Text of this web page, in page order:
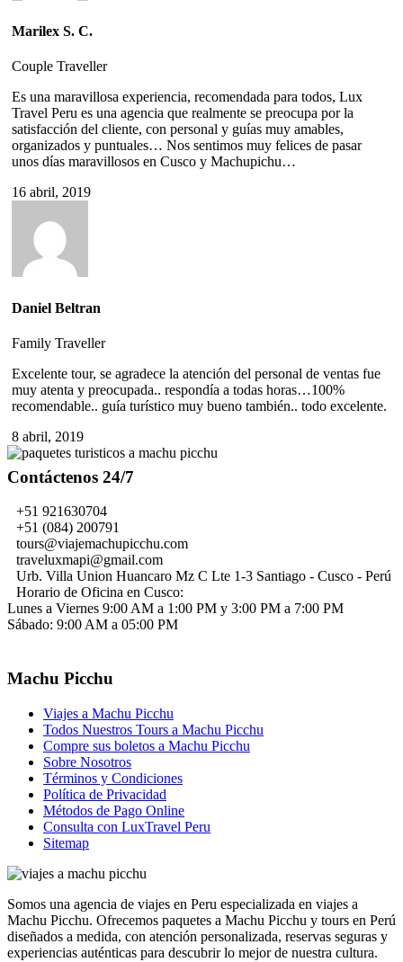
Marilex S. C.
Couple Traveller
Es una maravillosa experiencia, recomendada para todos, Lux
Travel Peru es una agencia que realmente se preocupa por la
satisfacción del cliente, con personal y guías muy amables,
organizados y puntuales… Nos sentimos muy felices de pasar
unos días maravillosos en Cusco y Machupichu…
16 abril, 2019
Daniel Beltran
Family Traveller
Excelente tour, se agradece la atención del personal de ventas fue
muy atenta y preocupada.. respondía a todas horas…100%
recomendable.. guía turístico muy bueno también.. todo excelente.
8 abril, 2019
Contáctenos 24/7
+51 921630704
+51 (084) 200791
tours@viajemachupicchu.com
traveluxmapi@gmail.com
Urb. Villa Union Huancaro Mz C Lte 1-3 Santiago - Cusco - Perú
Horario de Oficina en Cusco:
Lunes a Viernes 9:00 AM a 1:00 PM y 3:00 PM a 7:00 PM
Sábado: 9:00 AM a 05:00 PM
Machu Picchu
Viajes a Machu Picchu
Todos Nuestros Tours a Machu Picchu
Compre sus boletos a Machu Picchu
Sobre Nosotros
Términos y Condiciones
Política de Privacidad
Métodos de Pago Online
Consulta con LuxTravel Peru
Sitemap
Somos una agencia de viajes en Peru especializada en viajes a
Machu Picchu. Ofrecemos paquetes a Machu Picchu y tours en Perú
diseñados a medida, con atención personalizada, reservas seguras y
experiencias auténticas para descubrir lo mejor de nuestra cultura.